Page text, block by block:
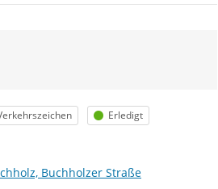
Status
Erledigt
Buchholzer Straße